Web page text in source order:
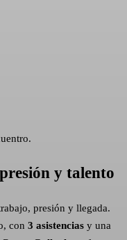
y talento
presión y llegada.
con 3 asistencias y una